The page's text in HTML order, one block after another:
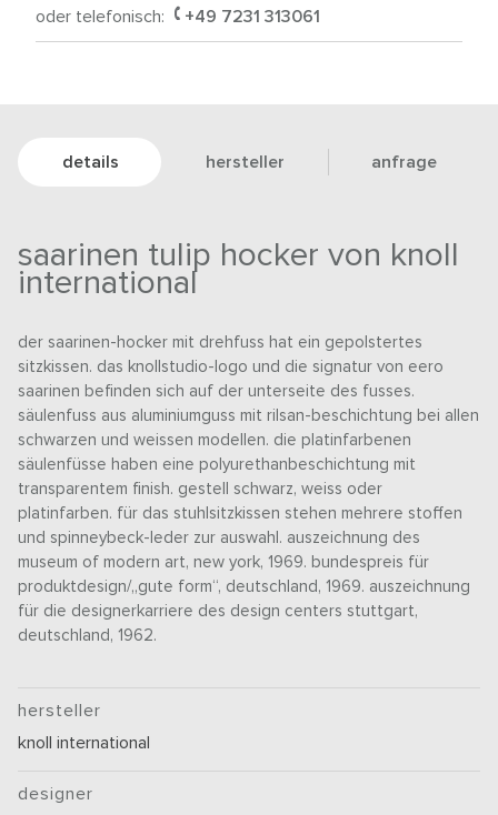
oder telefonisch: +49 7231 313061
details hersteller anfrage
saarinen tulip hocker von knoll
international
der saarinen-hocker mit drehfuss hat ein gepolstertes
sitzkissen. das knollstudio-logo und die signatur von eero
saarinen befinden sich auf der unterseite des fusses.
säulenfuss aus aluminiumguss mit rilsan-beschichtung bei allen
schwarzen und weissen modellen. die platinfarbenen
säulenfüsse haben eine polyurethanbeschichtung mit
transparentem finish. gestell schwarz, weiss oder
platinfarben. für das stuhlsitzkissen stehen mehrere stoffen
und spinneybeck-leder zur auswahl. auszeichnung des
museum of modern art, new york, 1969. bundespreis für
produktdesign/„gute form“, deutschland, 1969. auszeichnung
für die designerkarriere des design centers stuttgart,
deutschland, 1962.
hersteller
knoll international
designer